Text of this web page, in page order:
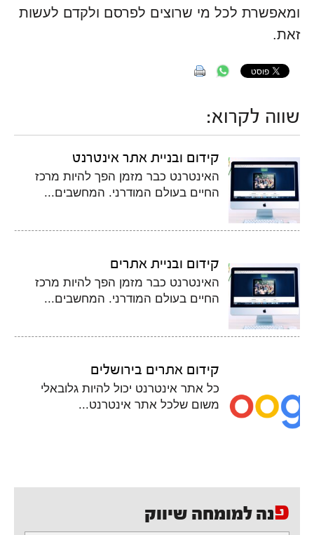
ומאפשרת לכל מי שרוצים לפרסם ולקדם לעשות
זאת.
שווה לקרוא:
קידום ובניית אתר אינטרנט
האינטרנט כבר מזמן הפך להיות מרכז
החיים בעולם המודרני. המחשבים...
קידום ובניית אתרים
האינטרנט כבר מזמן הפך להיות מרכז
החיים בעולם המודרני. המחשבים...
קידום אתרים בירושלים
כל אתר אינטרנט יכול להיות גלובאלי
משום שלכל אתר אינטרנט...
פנה למומחה שיווק